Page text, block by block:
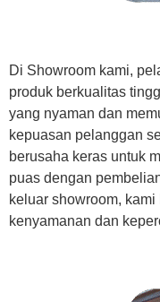
Di Showroom kami,
produk berkualitas
yang nyaman dan
kepuasan pelanggan
berusaha keras untuk
puas dengan
keluar showroom,
kenyamanan dan